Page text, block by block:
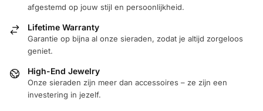
afgestemd op jouw stijl en persoonlijkheid.
Lifetime Warranty
Garantie op bijna al onze sieraden, zodat je altijd zorgeloos
geniet.
High-End Jewelry
Onze sieraden zijn meer dan accessoires – ze zijn een
investering in jezelf.